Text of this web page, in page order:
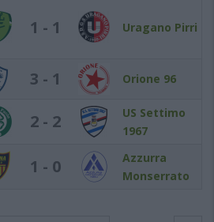
1 - 1 Uragano Pirri
3 - 1 Orione 96
2 - 2
US Settimo
1967
1 - 0
Azzurra
Monserrato